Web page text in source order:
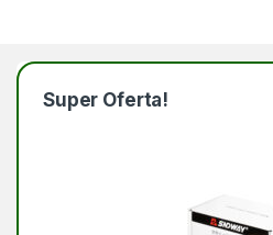
Super Oferta!